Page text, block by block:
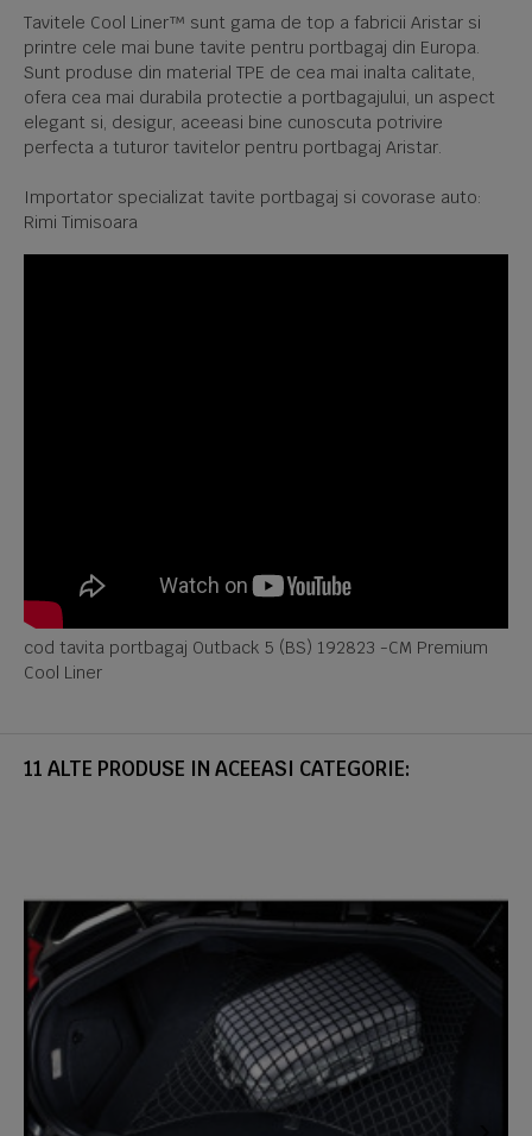
Tavitele Cool Liner™ sunt gama de top a fabricii Aristar si
printre cele mai bune tavite pentru portbagaj din Europa.
Sunt produse din material TPE de cea mai inalta calitate,
ofera cea mai durabila protectie a portbagajului, un aspect
elegant si, desigur, aceeasi bine cunoscuta potrivire
perfecta a tuturor tavitelor pentru portbagaj Aristar.
Importator specializat tavite portbagaj si covorase auto:
Rimi Timisoara
cod tavita portbagaj Outback 5 (BS) 192823 -CM Premium
Cool Liner
11 ALTE PRODUSE IN ACEEASI CATEGORIE: